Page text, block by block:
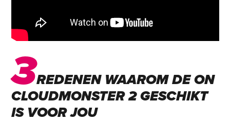
3REDENEN WAAROM DE ON
CLOUDMONSTER 2 GESCHIKT
IS VOOR JOU